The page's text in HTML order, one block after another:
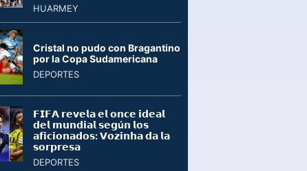
HUARMEY
Cristal no pudo con Bragantino
por la Copa Sudamericana
DEPORTES
𝗙𝗜𝗙𝗔 𝗿𝗲𝘃𝗲𝗹𝗮 𝗲𝗹 𝗼𝗻𝗰𝗲 𝗶𝗱𝗲𝗮𝗹
𝗱𝗲𝗹 𝗺𝘂𝗻𝗱𝗶𝗮𝗹 𝘀𝗲𝗴ú𝗻 𝗹𝗼𝘀
𝗮𝗳𝗶𝗰𝗶𝗼𝗻𝗮𝗱𝗼𝘀: 𝗩𝗼𝘇𝗶𝗻𝗵𝗮 𝗱𝗮 𝗹𝗮
𝘀𝗼𝗿𝗽𝗿𝗲𝘀𝗮
DEPORTES